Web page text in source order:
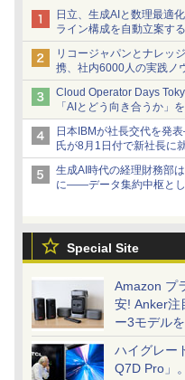
日立、生成AIと数理最適
ライン構成を自動立案す
リコージャパンとナレッ
携、社内6000人の実践ノ
商談記録 for RICOH」を
Cloud Operator Days
「AIとどう向き合うか」
用の知見を集約
日本IBMが社長交代を発
氏が8月1日付で新社長に
会長へ
生成AI時代の経理財務部
に――データ集約中枢と
Special Site
Amazon プ
安! Anker注
ー3モデル
ハイグレー
Q7D Pro」